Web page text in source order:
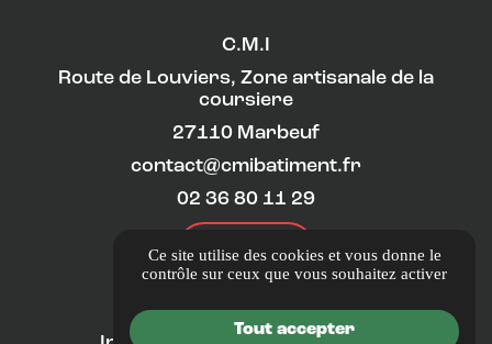
C.M.I
Route de Louviers, Zone artisanale de la
coursiere
27110 Marbeuf
contact@cmibatiment.fr
02 36 80 11 29
ITINÉRAIRE
LIENS UTILES
Ce site utilise des cookies et vous donne le
contrôle sur ceux que vous souhaitez activer
Tout accepter